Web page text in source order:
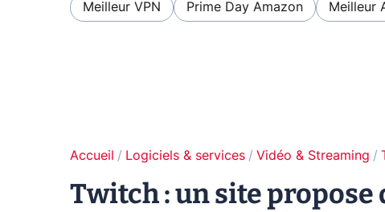
Meilleur VPN Prime Day Amazon Meilleur
Accueil Logiciels & services Vidéo & Streaming
Twitch : un site